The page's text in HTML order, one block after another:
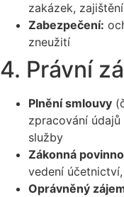
zakázek,
Zabezpečení:
zneužití
4. Právní
Plnění smlouvy
zpracování
služby
Zákonná
vedení
Oprávněný